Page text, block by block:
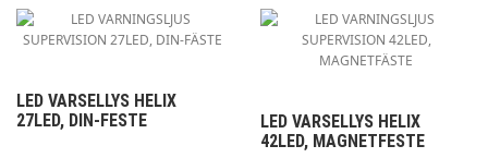
LED VARSELLYS HELIX
27LED, DIN-FESTE
LED VARSELLYS HELIX
42LED, MAGNETFESTE